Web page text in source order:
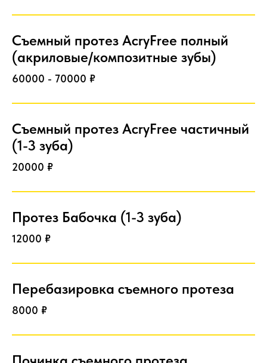
Съемный протез AcryFree полный
(акриловые/композитные зубы)
60000 - 70000 ₽
Съемный протез AcryFree частичный
(1-3 зуба)
20000 ₽
Протез Бабочка (1-3 зуба)
12000 ₽
Перебазировка съемного протеза
8000 ₽